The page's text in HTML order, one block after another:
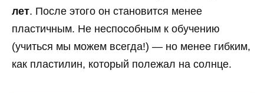
лет. После этого он становится менее
пластичным. Не неспособным к обучению
(учиться мы можем всегда!) — но менее гибким,
как пластилин, который полежал на солнце.